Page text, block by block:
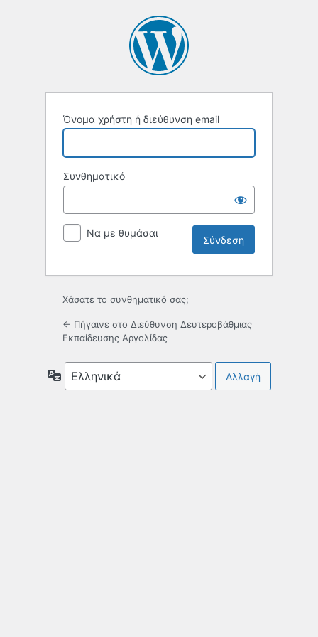
Όνομα χρήστη ή διεύθυνση email
Συνθηματικό
Να με θυμάσαι
Χάσατε το συνθηματικό σας;
← Πήγαινε στο Διεύθυνση Δευτεροβάθμιας
Εκπαίδευσης Αργολίδας
Γλώσσα